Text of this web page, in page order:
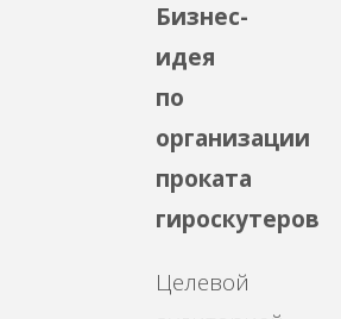
Бизнес-
идея
по
организации
проката
гироскутеров
Целевой